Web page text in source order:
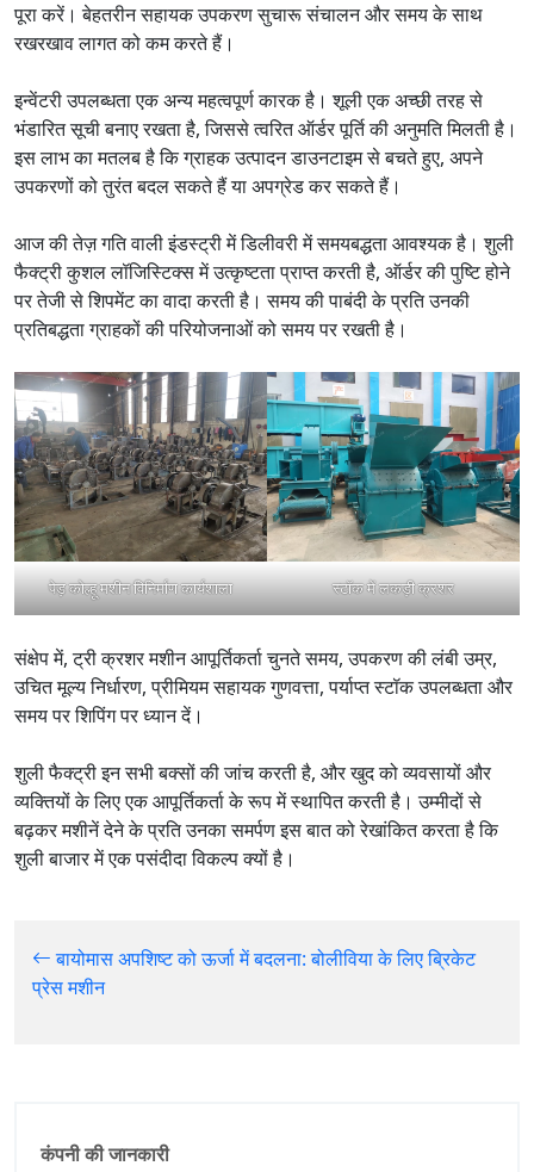
कंपनी की जानकारी
पूरा करें। बेहतरीन सहायक उपकरण सुचारू संचालन और समय के साथ
रखरखाव लागत को कम करते हैं।
इन्वेंटरी उपलब्धता एक अन्य महत्वपूर्ण कारक है। शूली एक अच्छी तरह से
भंडारित सूची बनाए रखता है, जिससे त्वरित ऑर्डर पूर्ति की अनुमति मिलती है।
इस लाभ का मतलब है कि ग्राहक उत्पादन डाउनटाइम से बचते हुए, अपने
उपकरणों को तुरंत बदल सकते हैं या अपग्रेड कर सकते हैं।
आज की तेज़ गति वाली इंडस्ट्री में डिलीवरी में समयबद्धता आवश्यक है। शुली
फैक्ट्री कुशल लॉजिस्टिक्स में उत्कृष्टता प्राप्त करती है, ऑर्डर की पुष्टि होने
पर तेजी से शिपमेंट का वादा करती है। समय की पाबंदी के प्रति उनकी
प्रतिबद्धता ग्राहकों की परियोजनाओं को समय पर रखती है।
पेड़ कोल्हू मशीन विनिर्माण कार्यशाला स्टॉक में लकड़ी क्रशर
संक्षेप में, ट्री क्रशर मशीन आपूर्तिकर्ता चुनते समय, उपकरण की लंबी उम्र,
उचित मूल्य निर्धारण, प्रीमियम सहायक गुणवत्ता, पर्याप्त स्टॉक उपलब्धता और
समय पर शिपिंग पर ध्यान दें।
शुली फैक्ट्री इन सभी बक्सों की जांच करती है, और खुद को व्यवसायों और
व्यक्तियों के लिए एक आपूर्तिकर्ता के रूप में स्थापित करती है। उम्मीदों से
बढ़कर मशीनें देने के प्रति उनका समर्पण इस बात को रेखांकित करता है कि
शुली बाजार में एक पसंदीदा विकल्प क्यों है।
बायोमास अपशिष्ट को ऊर्जा में बदलना: बोलीविया के लिए ब्रिकेट
प्रेस मशीन